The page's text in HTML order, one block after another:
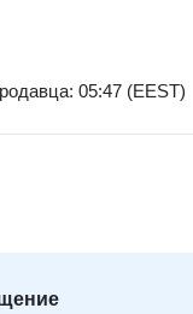
05:47 (EEST)